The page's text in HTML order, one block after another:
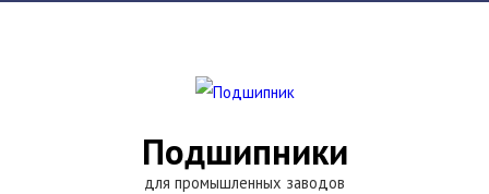
Подшипники
для промышленных заводов